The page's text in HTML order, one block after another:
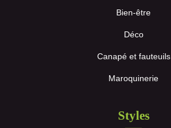
Bien-être
Déco
Canapé et fauteuils
Maroquinerie
Styles